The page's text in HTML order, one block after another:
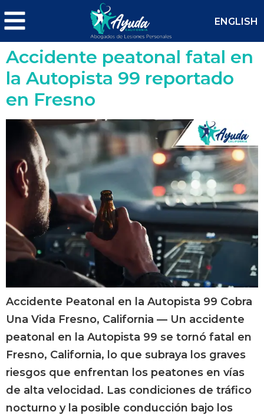
ENGLISH
Accidente peatonal fatal en
la Autopista 99 reportado
en Fresno
Accidente Peatonal en la Autopista 99 Cobra
Una Vida Fresno, California — Un accidente
peatonal en la Autopista 99 se tornó fatal en
Fresno, California, lo que subraya los graves
riesgos que enfrentan los peatones en vías
de alta velocidad. Las condiciones de tráfico
nocturno y la posible conducción bajo los